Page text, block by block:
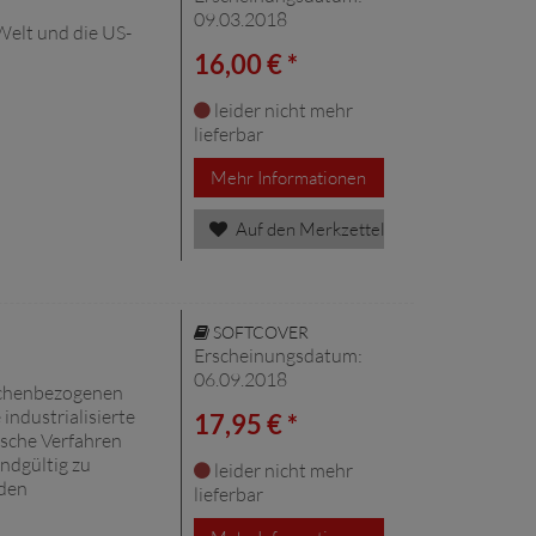
und die US-
09.03.2018
16,00 € *
leider nicht mehr
lieferbar
Mehr Informationen
Auf den Merkzettel
industrialisierte
Verfahren
zu
SOFTCOVER
Erscheinungsdatum:
06.09.2018
17,95 € *
leider nicht mehr
lieferbar